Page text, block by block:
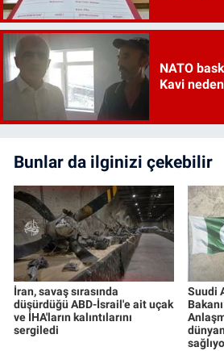
NATO
Kavi
Bunlar da ilginizi çekebilir
İran, savaş sırasında
düşürdüğü ABD-İsrail'e ait uçak
ve İHA'ların kalıntılarını
sergiledi
Suudi